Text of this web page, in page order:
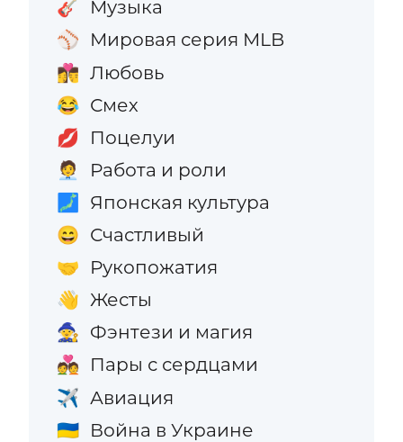
🎸 Музыка
⚾ Мировая серия MLB
👩‍❤️‍💋‍👨 Любовь
😂 Смех
💋 Поцелуи
🧑‍💼 Работа и роли
🗾 Японская культура
😄 Счастливый
🤝 Рукопожатия
👋 Жесты
🧙 Фэнтези и магия
💑 Пары с сердцами
✈️ Авиация
🇺🇦 Война в Украине